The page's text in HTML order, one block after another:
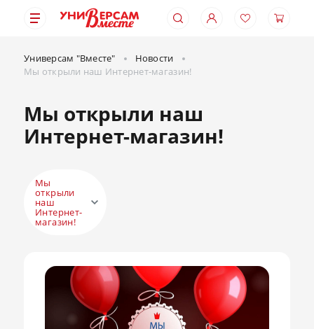
Универсам "Вместе"
Новости
Мы открыли наш Интернет-магазин!
Мы открыли наш
Интернет-магазин!
Мы
открыли
наш
Интернет-
магазин!